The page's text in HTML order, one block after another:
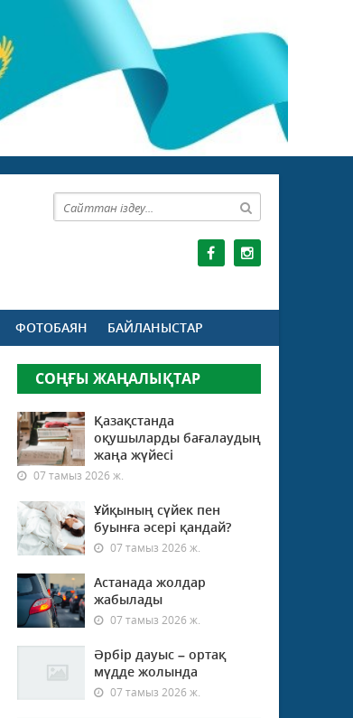
ФОТОБАЯН БАЙЛАНЫСТАР
СОҢҒЫ ЖАҢАЛЫҚТАР
Қазақстанда
оқушыларды бағалаудың
жаңа жүйесі
07 тамыз 2026 ж.
Ұйқының сүйек пен
буынға әсері қандай?
07 тамыз 2026 ж.
Астанада жолдар
жабылады
07 тамыз 2026 ж.
Әрбір дауыс – ортақ
мүдде жолында
07 тамыз 2026 ж.